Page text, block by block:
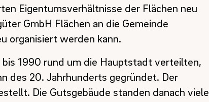
Eigentumsverhältnisse der Flächen neu
GmbH Flächen an die Gemeinde
organisiert werden kann.
1990 rund um die Hauptstadt verteilten,
des 20. Jahrhunderts gegründet. Der
Die Gutsgebäude standen danach viele